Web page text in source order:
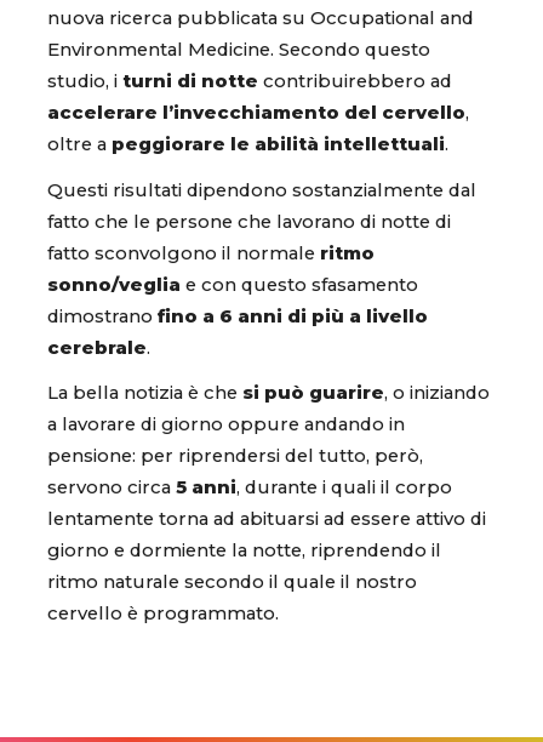
nuova ricerca pubblicata su Occupational and
Environmental Medicine. Secondo questo
studio, i turni di notte contribuirebbero ad
accelerare l’invecchiamento del cervello,
oltre a peggiorare le abilità intellettuali.
Questi risultati dipendono sostanzialmente dal
fatto che le persone che lavorano di notte di
fatto sconvolgono il normale ritmo
sonno/veglia e con questo sfasamento
dimostrano fino a 6 anni di più a livello
cerebrale.
La bella notizia è che si può guarire, o iniziando
a lavorare di giorno oppure andando in
pensione: per riprendersi del tutto, però,
servono circa 5 anni, durante i quali il corpo
lentamente torna ad abituarsi ad essere attivo di
giorno e dormiente la notte, riprendendo il
ritmo naturale secondo il quale il nostro
cervello è programmato.